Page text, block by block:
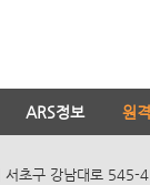
ARS정보 원
초구 강남대로 545-